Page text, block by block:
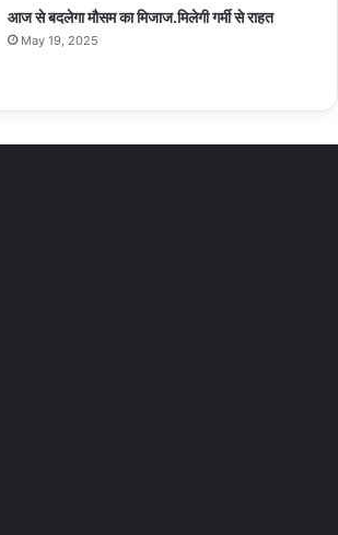
आज से बदलेगा मौसम का मिजाज.मिलेगी गर्मी से राहत
May 19, 2025